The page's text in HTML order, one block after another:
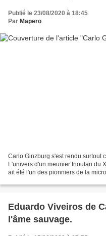
Publié le 23/08/2020 à 18:45
Par Mapero
Carlo Ginzburg s'est rendu surtout
L'univers d'un meunier frioulan du
ait été l'un des pionniers de la
Eduardo Viveiros de
l'âme sauvage.